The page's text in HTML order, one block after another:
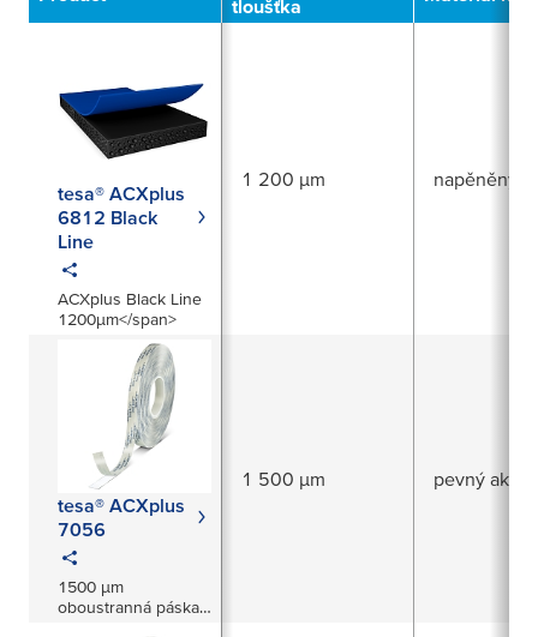
tloušťka
tesa® ACXplus
6812 Black
Line
ACXplus Black Line
1200µm</span>
1 200 µm napěněný
tesa® ACXplus
7056
1500 µm
oboustranná páska
1 500 µm pevný